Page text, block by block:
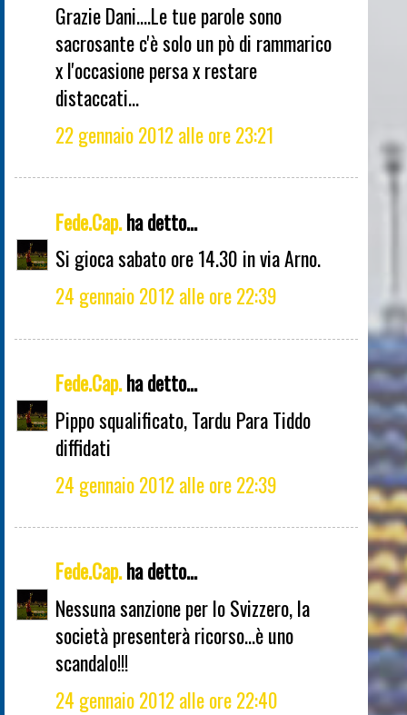
Grazie Dani....Le tue parole sono
sacrosante c'è solo un pò di rammarico
x l'occasione persa x restare
distaccati...
22 gennaio 2012 alle ore 23:21
Fede.Cap.ha detto...
Si gioca sabato ore 14.30 in via Arno.
24 gennaio 2012 alle ore 22:39
Fede.Cap.ha detto...
Pippo squalificato, Tardu Para Tiddo
diffidati
24 gennaio 2012 alle ore 22:39
Fede.Cap.ha detto...
Nessuna sanzione per lo Svizzero, la
società presenterà ricorso...è uno
scandalo!!!
24 gennaio 2012 alle ore 22:40